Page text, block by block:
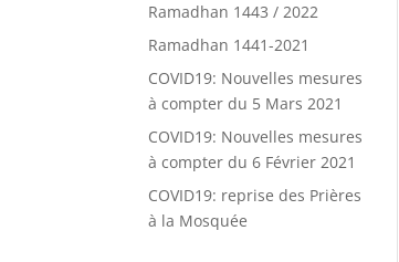
Ramadhan 1443 / 2022
Ramadhan 1441-2021
COVID19: Nouvelles mesures
à compter du 5 Mars 2021
COVID19: Nouvelles mesures
à compter du 6 Février 2021
COVID19: reprise des Prières
à la Mosquée